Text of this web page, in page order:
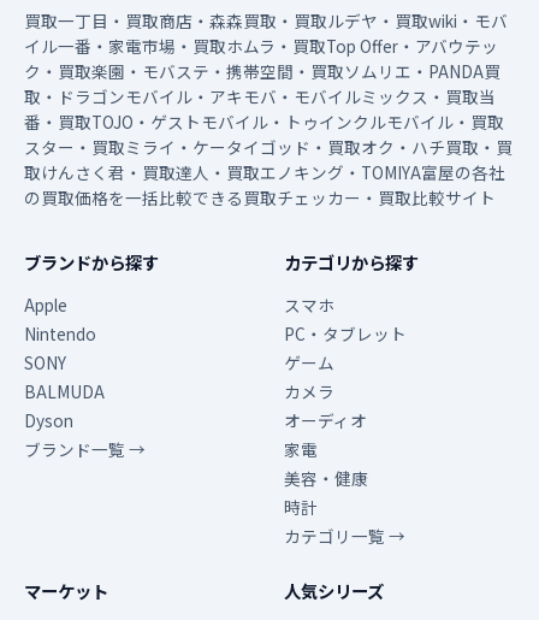
買取一丁目・買取商店・森森買取・買取ルデヤ・買取wiki・モバ
イル一番・家電市場・買取ホムラ・買取Top Offer・アバウテッ
ク・買取楽園・モバステ・携帯空間・買取ソムリエ・PANDA買
取・ドラゴンモバイル・アキモバ・モバイルミックス・買取当
番・買取TOJO・ゲストモバイル・トゥインクルモバイル・買取
スター・買取ミライ・ケータイゴッド・買取オク・ハチ買取・買
取けんさく君・買取達人・買取エノキング・TOMIYA富屋の各社
の買取価格を一括比較できる買取チェッカー・買取比較サイト
ブランドから探す
Apple
Nintendo
SONY
BALMUDA
Dyson
ブランド一覧 →
カテゴリから探す
スマホ
PC・タブレット
ゲーム
カメラ
オーディオ
家電
美容・健康
時計
カテゴリ一覧 →
マーケット 人気シリーズ